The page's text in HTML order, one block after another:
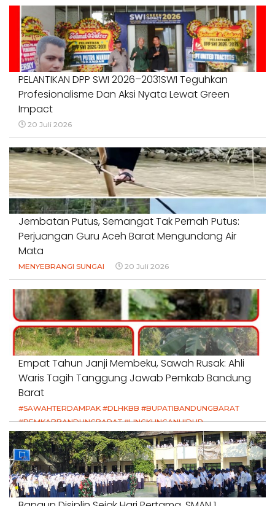
PELANTIKAN DPP SWI 2026–2031SWI Teguhkan
Profesionalisme Dan Aksi Nyata Lewat Green
Impact
20 Juli 2026
Jembatan Putus, Semangat Tak Pernah Putus:
Perjuangan Guru Aceh Barat Mengundang Air
Mata
MENYEBRANGI SUNGAI 20 Juli 2026
Empat Tahun Janji Membeku, Sawah Rusak: Ahli
Waris Tagih Tanggung Jawab Pemkab Bandung
Barat
#SAWAHTERDAMPAK #DLHKBB #BUPATIBANDUNGBARAT
#PEMKABBANDUNGBARAT #LINGKUNGANHIDUP
#HAKPETANI #KEADILANUNTUKPETANI
#NORMALISASISALURAN #IRIGASIRUSAK
#DUGAANPENCEMARAN #AKUNTABILITASPEMERINTAH
18 Juli 2026